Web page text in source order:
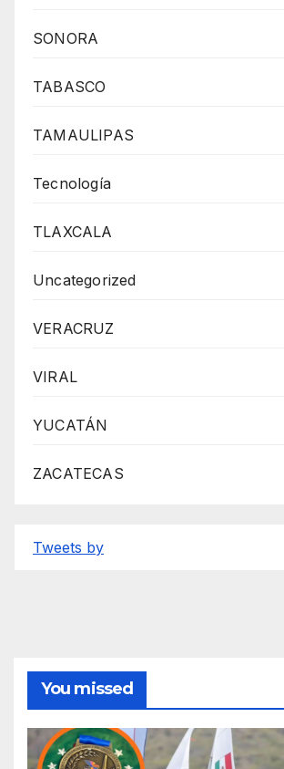
SONORA
TABASCO
TAMAULIPAS
Tecnología
TLAXCALA
Uncategorized
VERACRUZ
VIRAL
YUCATÁN
ZACATECAS
Tweets by
You missed